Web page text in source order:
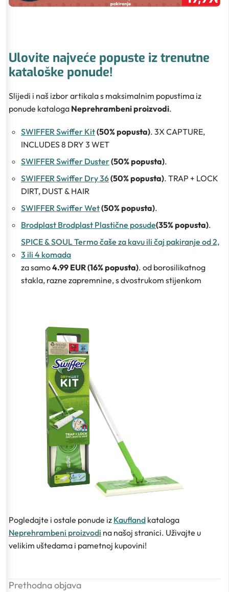
Ulovite najveće popuste iz trenutne
kataloške ponude!
Slijedi i naš izbor artikala s maksimalnim popustima iz
ponude kataloga Neprehrambeni proizvodi.
SWIFFER Swiffer Kit(50% popusta). 3X CAPTURE,
INCLUDES 8 DRY 3 WET
SWIFFER Swiffer Duster(50% popusta).
SWIFFER Swiffer Dry 36(50% popusta). TRAP + LOCK
DIRT, DUST & HAIR
SWIFFER Swiffer Wet(50% popusta).
Brodplast Brodplast Plastične posude(35% popusta).
SPICE & SOUL Termo čaše za kavu ili čaj pakiranje od 2,
3 ili 4 komada
za samo4.99 EUR (16% popusta). od borosilikatnog
stakla, razne zapremnine, s dvostrukom stijenkom
Pogledajte i ostale ponude iz Kaufland kataloga
Neprehrambeni proizvodi na našoj stranici. Uživajte u
velikim uštedama i pametnoj kupovini!
Prethodna objava